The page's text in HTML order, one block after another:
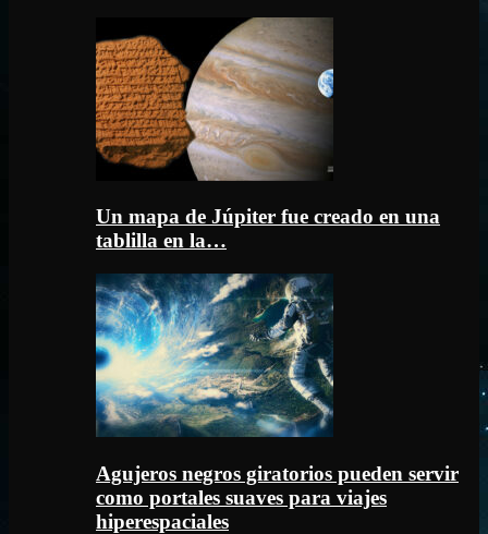
Un mapa de Júpiter fue creado en una
tablilla en la…
Agujeros negros giratorios pueden servir
como portales suaves para viajes
hiperespaciales